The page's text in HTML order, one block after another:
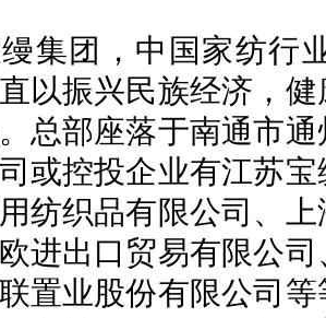
集团，中国家纺行
以振兴民族经济，
总部座落于南通市
或控投企业有江苏
纺织品有限公司、
进出口贸易有限公
置业股份有限公司